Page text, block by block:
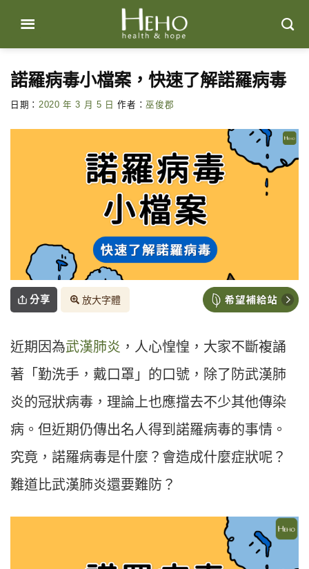
content
諾羅病毒小檔案，快速了解諾羅病毒
日期： 2020 年 3 月 5 日 作者：巫俊郡
分享 放大字體
近期因為武漢肺炎 ，人心惶惶，大家不斷複誦
著「勤洗手，戴口罩」的口號，除了防武漢肺
炎的冠狀病毒，理論上也應擋去不少其他傳染
病。但近期仍傳出名人得到諾羅病毒的事情。
究竟，諾羅病毒是什麼？會造成什麼症狀呢？
難道比武漢肺炎還要難防？